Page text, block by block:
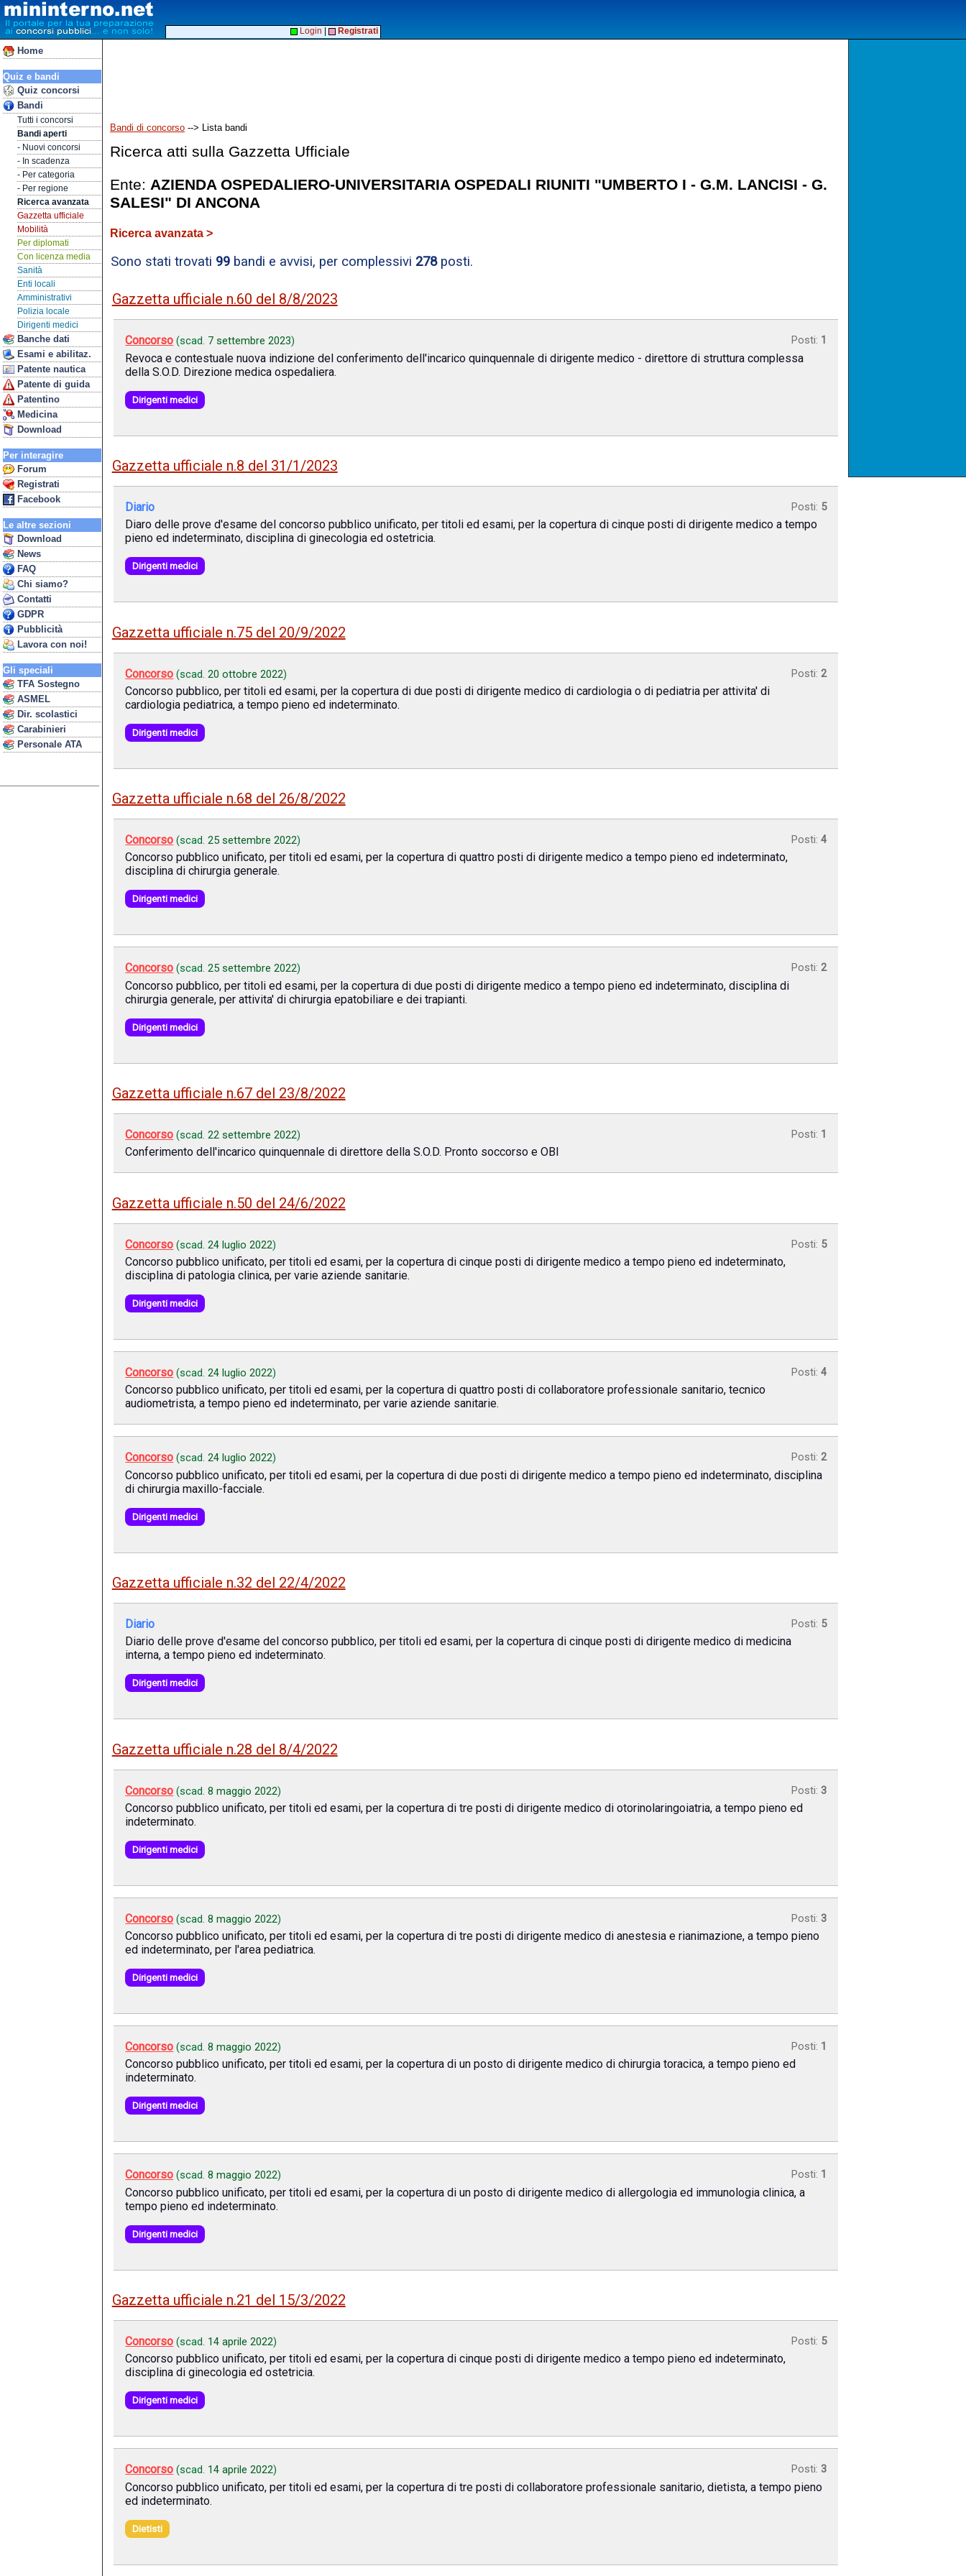
Home
Quiz e bandi
Quiz concorsi
Bandi
Tutti i concorsi
Bandi aperti
- Nuovi concorsi
- In scadenza
- Per categoria
- Per regione
Ricerca avanzata
Gazzetta ufficiale
Mobilità
Per diplomati
Con licenza media
Sanità
Enti locali
Amministrativi
Polizia locale
Dirigenti medici
Banche dati
Esami e abilitaz.
Patente nautica
Patente di guida
Patentino
Medicina
Download
Per interagire
Forum
Registrati
Facebook
Le altre sezioni
Download
News
FAQ
Chi siamo?
Contatti
GDPR
Pubblicità
Lavora con noi!
Gli speciali
TFA Sostegno
ASMEL
Dir. scolastici
Carabinieri
Personale ATA
Login Registrati
Bandi di concorso --> Lista bandi
Ricerca atti sulla Gazzetta Ufficiale
Ente: AZIENDA OSPEDALIERO-UNIVERSITARIA OSPEDALI RIUNITI "UMBERTO I - G.M. LANCISI - G.
SALESI" DI ANCONA
Ricerca avanzata >
Sono stati trovati 99 bandi e avvisi, per complessivi 278posti.
Gazzetta ufficiale n.60 del 8/8/2023
Concorso (scad. 7 settembre 2023) Posti: 1
Revoca e contestuale nuova indizione del conferimento dell'incarico quinquennale di dirigente medico - direttore di struttura complessa
della S.O.D. Direzione medica ospedaliera.
Dirigenti medici
Gazzetta ufficiale n.8 del 31/1/2023
Diario Posti: 5
Diaro delle prove d'esame del concorso pubblico unificato, per titoli ed esami, per la copertura di cinque posti di dirigente medico a tempo
pieno ed indeterminato, disciplina di ginecologia ed ostetricia.
Dirigenti medici
Gazzetta ufficiale n.75 del 20/9/2022
Concorso (scad.20 ottobre 2022) Posti: 2
Concorso pubblico, per titoli ed esami, per la copertura di due posti di dirigente medico di cardiologia o di pediatria per attivita' di
cardiologia pediatrica, a tempo pieno ed indeterminato.
Dirigenti medici
Gazzetta ufficiale n.68 del 26/8/2022
Concorso (scad.25 settembre 2022) Posti: 4
Concorso pubblico unificato, per titoli ed esami, per la copertura di quattro posti di dirigente medico a tempo pieno ed indeterminato,
disciplina di chirurgia generale.
Dirigenti medici
Concorso (scad.25 settembre 2022) Posti: 2
Concorso pubblico, per titoli ed esami, per la copertura di due posti di dirigente medico a tempo pieno ed indeterminato, disciplina di
chirurgia generale, per attivita' di chirurgia epatobiliare e dei trapianti.
Dirigenti medici
Gazzetta ufficiale n.67 del 23/8/2022
Concorso (scad.22 settembre 2022) Posti: 1
Conferimento dell'incarico quinquennale di direttore della S.O.D. Pronto soccorso e OBI
Gazzetta ufficiale n.50 del 24/6/2022
Concorso (scad.24 luglio 2022) Posti: 5
Concorso pubblico unificato, per titoli ed esami, per la copertura di cinque posti di dirigente medico a tempo pieno ed indeterminato,
disciplina di patologia clinica, per varie aziende sanitarie.
Dirigenti medici
Concorso (scad.24 luglio 2022) Posti: 4
Concorso pubblico unificato, per titoli ed esami, per la copertura di quattro posti di collaboratore professionale sanitario, tecnico
audiometrista, a tempo pieno ed indeterminato, per varie aziende sanitarie.
Concorso (scad.24 luglio 2022) Posti: 2
Concorso pubblico unificato, per titoli ed esami, per la copertura di due posti di dirigente medico a tempo pieno ed indeterminato, disciplina
di chirurgia maxillo-facciale.
Dirigenti medici
Gazzetta ufficiale n.32 del 22/4/2022
Diario Posti: 5
Diario delle prove d'esame del concorso pubblico, per titoli ed esami, per la copertura di cinque posti di dirigente medico di medicina
interna, a tempo pieno ed indeterminato.
Dirigenti medici
Gazzetta ufficiale n.28 del 8/4/2022
Concorso (scad.8 maggio 2022) Posti: 3
Concorso pubblico unificato, per titoli ed esami, per la copertura di tre posti di dirigente medico di otorinolaringoiatria, a tempo pieno ed
indeterminato.
Dirigenti medici
Concorso (scad.8 maggio 2022) Posti: 3
Concorso pubblico unificato, per titoli ed esami, per la copertura di tre posti di dirigente medico di anestesia e rianimazione, a tempo pieno
ed indeterminato, per l'area pediatrica.
Dirigenti medici
Concorso (scad.8 maggio 2022) Posti: 1
Concorso pubblico unificato, per titoli ed esami, per la copertura di un posto di dirigente medico di chirurgia toracica, a tempo pieno ed
indeterminato.
Dirigenti medici
Concorso (scad.8 maggio 2022) Posti: 1
Concorso pubblico unificato, per titoli ed esami, per la copertura di un posto di dirigente medico di allergologia ed immunologia clinica, a
tempo pieno ed indeterminato.
Dirigenti medici
Gazzetta ufficiale n.21 del 15/3/2022
Concorso (scad. 14 aprile 2022) Posti: 5
Concorso pubblico unificato, per titoli ed esami, per la copertura di cinque posti di dirigente medico a tempo pieno ed indeterminato,
disciplina di ginecologia ed ostetricia.
Dirigenti medici
Concorso (scad. 14 aprile 2022) Posti: 3
Concorso pubblico unificato, per titoli ed esami, per la copertura di tre posti di collaboratore professionale sanitario, dietista, a tempo pieno
ed indeterminato.
Dietisti